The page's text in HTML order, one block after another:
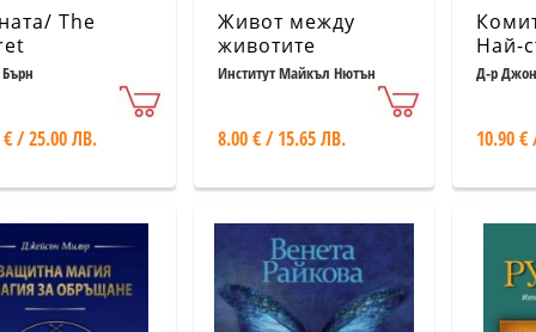
The
€ / 25.00 ЛВ.
Живот между
животите
Институт Майкъл Нютън
8.00 € / 15.65 ЛВ.
Най-
Д-р
10.90